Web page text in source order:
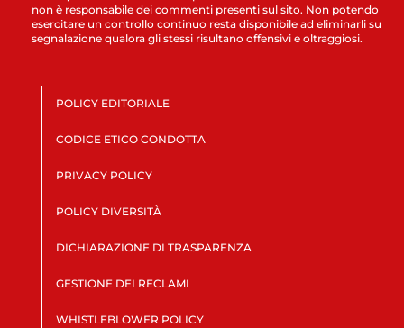
non è responsabile dei commenti presenti sul sito. Non potendo
esercitare un controllo continuo resta disponibile ad eliminarli su
segnalazione qualora gli stessi risultano offensivi e oltraggiosi.
POLICY EDITORIALE
CODICE ETICO CONDOTTA
PRIVACY POLICY
POLICY DIVERSITÀ
DICHIARAZIONE DI TRASPARENZA
GESTIONE DEI RECLAMI
WHISTLEBLOWER POLICY